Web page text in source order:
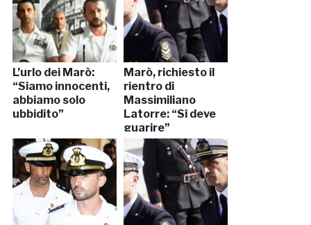
L’urlo dei Marò:
“Siamo innocenti,
abbiamo solo
ubbidito”
Marò, richiesto il
rientro di
Massimiliano
Latorre: “Si deve
guarire”